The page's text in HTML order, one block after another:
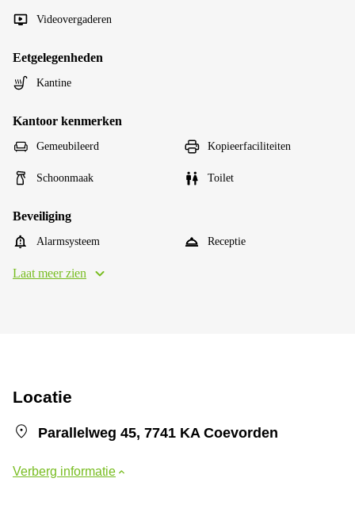
Videovergaderen
Eetgelegenheden
Kantine
Kantoor kenmerken
Gemeubileerd Kopieerfaciliteiten
Schoonmaak Toilet
Beveiliging
Alarmsysteem Receptie
Laat meer zien
Locatie
Parallelweg 45, 7741 KA Coevorden
Verberg informatie